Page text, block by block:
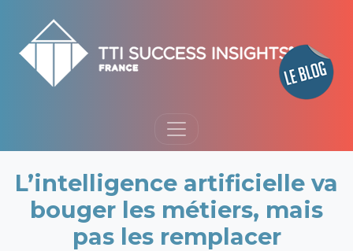
L’intelligence artificielle va
bouger les métiers, mais
pas les remplacer